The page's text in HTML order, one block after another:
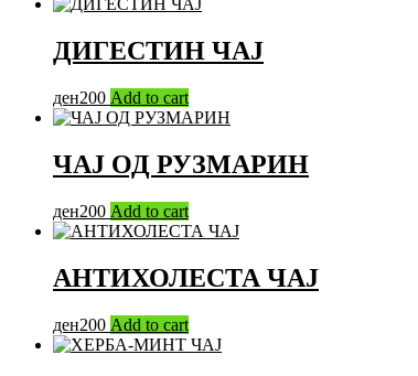
ДИГЕСТИН ЧАЈ
ден200 Add to cart
ЧАЈ ОД РУЗМАРИН
ден200 Add to cart
АНТИХОЛЕСТА ЧАЈ
ден200 Add to cart